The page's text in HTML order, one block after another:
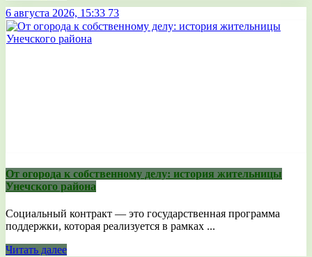
6 августа 2026, 15:33 73
От огорода к собственному делу: история жительницы
Унечского района
Социальный контракт — это государственная программа
поддержки, которая реализуется в рамках ...
Читать далее